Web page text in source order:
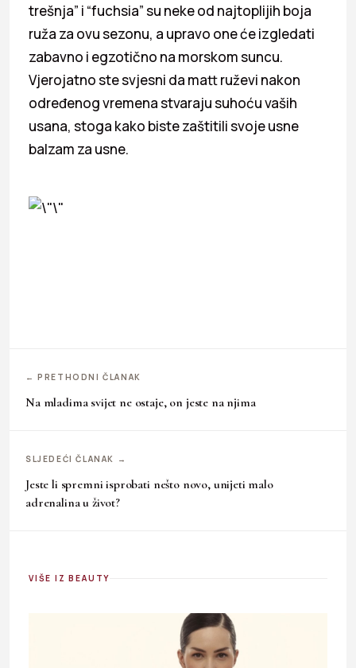
trešnja” i “fuchsia” su neke od najtoplijih boja
ruža za ovu sezonu, a upravo one će izgledati
zabavno i egzotično na morskom suncu.
Vjerojatno ste svjesni da matt ruževi nakon
određenog vremena stvaraju suhoću vaših
usana, stoga kako biste zaštitili svoje usne
balzam za usne.
← PRETHODNI ČLANAK
Na mladima svijet ne ostaje, on jeste na njima
SLJEDEĆI ČLANAK →
Jeste li spremni isprobati nešto novo, unijeti malo
adrenalina u život?
VIŠE IZ BEAUTY